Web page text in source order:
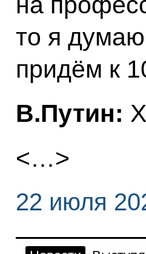
то я
придём к
В.Путин:
<…>
22 июля